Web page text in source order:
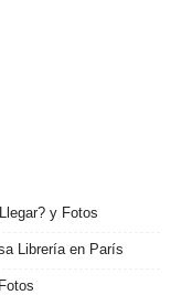
y Fotos
Librería en París